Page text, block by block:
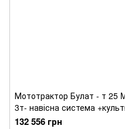
Мототрактор Булат - т 25
3т- навісна система
двохкорпусний
132 556 грн